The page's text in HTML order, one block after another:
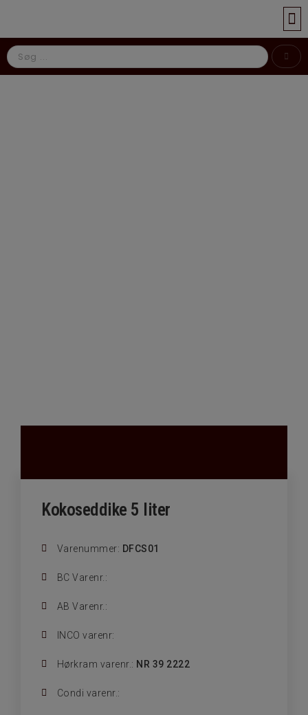
Kokoseddike 5 liter
Varenummer: DFCS01
BC Varenr.:
AB Varenr.:
INCO varenr:
Hørkram varenr.: NR 39 2222
Condi varenr.: